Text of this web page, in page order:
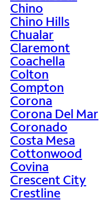
Chino
Chino Hills
Chualar
Claremont
Coachella
Colton
Compton
Corona
Corona Del Mar
Coronado
Costa Mesa
Cottonwood
Covina
Crescent City
Crestline